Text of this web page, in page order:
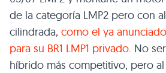
de la categoría LMP2 pero con
cilindrada, como el ya
para su BR1 LMP1 privado. No
híbrido más competitivo, pero